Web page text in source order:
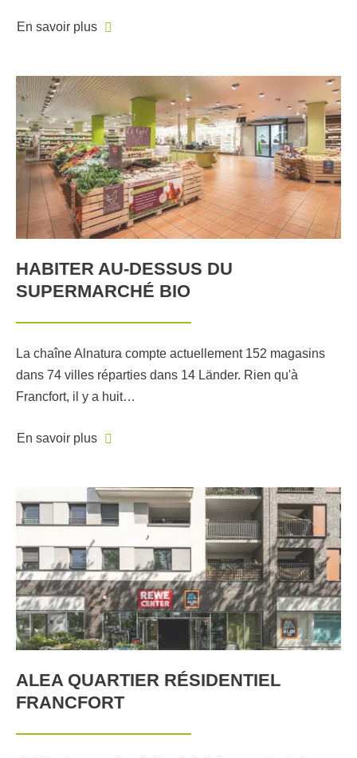
En savoir plus
HABITER AU-DESSUS DU
SUPERMARCHÉ BIO
La chaîne Alnatura compte actuellement 152 magasins
dans 74 villes réparties dans 14 Länder. Rien qu'à
Francfort, il y a huit…
En savoir plus
ALEA QUARTIER RÉSIDENTIEL
FRANCFORT